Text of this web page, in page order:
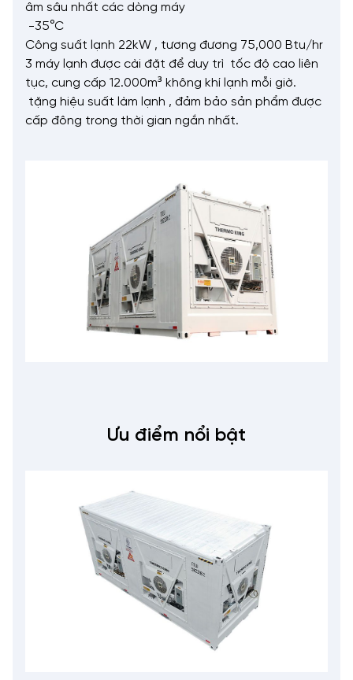
âm sâu nhất các dòng máy
-35°C
Công suất lạnh 22kW , tương đương 75,000 Btu/hr
3 máy lạnh được cài đặt để duy trì tốc độ cao liên
tục, cung cấp 12.000m³ không khí lạnh mỗi giờ.
tặng hiệu suất làm lạnh , đảm bảo sản phẩm được
cấp đông trong thời gian ngắn nhất.
Ưu điểm nổi bật